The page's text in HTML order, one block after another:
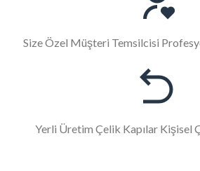
Size Özel Müşteri Temsilcisi
Yerli Üretim Çelik Kapılar Kişisel